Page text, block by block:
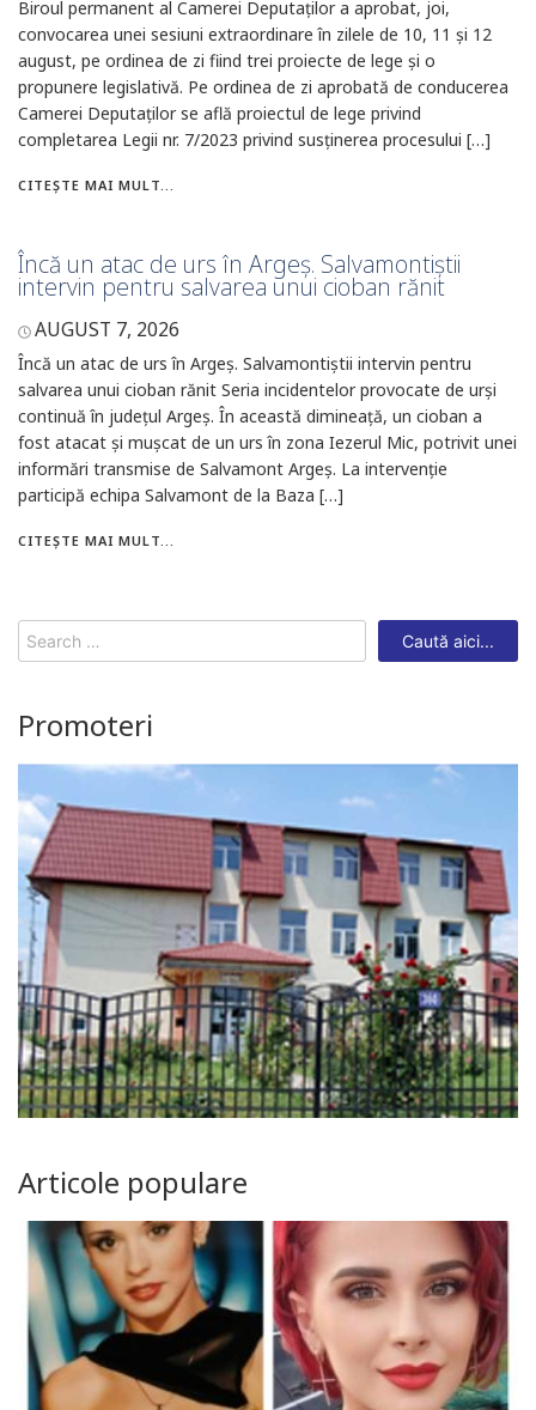
Biroul permanent al Camerei Deputaților a aprobat, joi,
convocarea unei sesiuni extraordinare în zilele de 10, 11 și 12
august, pe ordinea de zi fiind trei proiecte de lege și o
propunere legislativă. Pe ordinea de zi aprobată de conducerea
Camerei Deputaților se află proiectul de lege privind
completarea Legii nr. 7/2023 privind susținerea procesului […]
CITEȘTE MAI MULT...
Încă un atac de urs în Argeș. Salvamontiștii
intervin pentru salvarea unui cioban rănit
AUGUST 7, 2026
Încă un atac de urs în Argeș. Salvamontiștii intervin pentru
salvarea unui cioban rănit Seria incidentelor provocate de urși
continuă în județul Argeș. În această dimineață, un cioban a
fost atacat și mușcat de un urs în zona Iezerul Mic, potrivit unei
informări transmise de Salvamont Argeș. La intervenție
participă echipa Salvamont de la Baza […]
CITEȘTE MAI MULT...
Search
for:
Promoteri
Articole populare